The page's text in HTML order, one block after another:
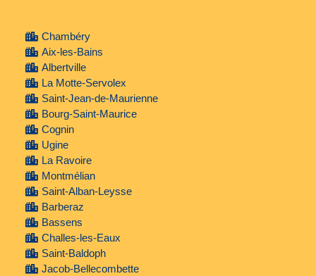
Chambéry
Aix-les-Bains
Albertville
La Motte-Servolex
Saint-Jean-de-Maurienne
Bourg-Saint-Maurice
Cognin
Ugine
La Ravoire
Montmélian
Saint-Alban-Leysse
Barberaz
Bassens
Challes-les-Eaux
Saint-Baldoph
Jacob-Bellecombette